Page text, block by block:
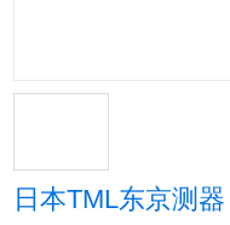
日本TML东京测